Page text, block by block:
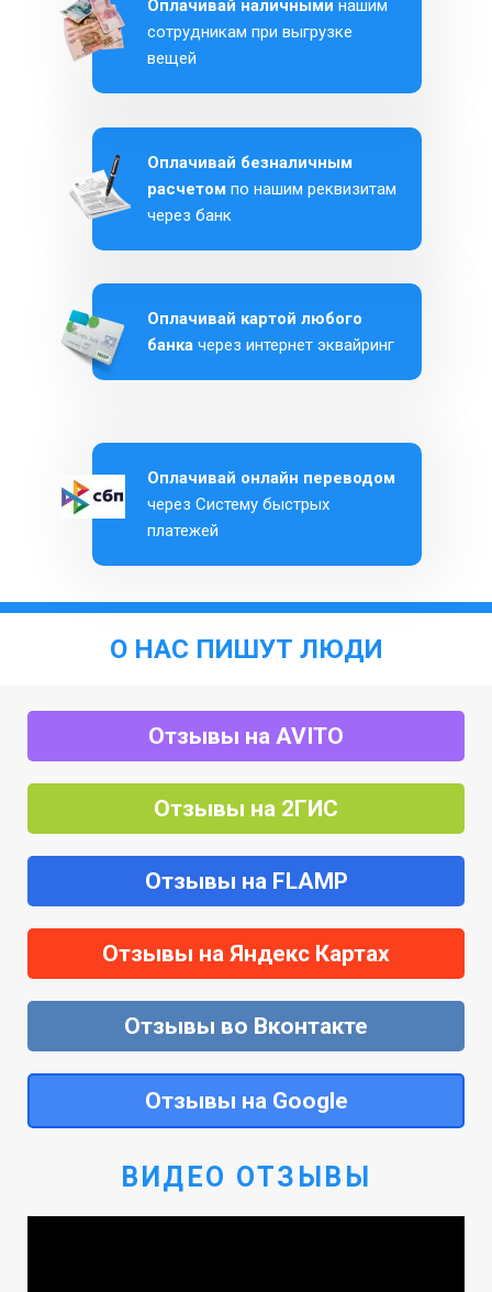
Оплачивай онлайн переводом
через Систему быстрых
платежей
Оплачивай картой любого
банка через интернет эквайринг
Оплачивай безналичным
расчетом по нашим реквизитам
через банк
Оплачивай наличными нашим
сотрудникам при выгрузке
вещей
О НАС ПИШУТ ЛЮДИ
Отзывы на AVITO
Отзывы на 2ГИС
Отзывы на FLAMP
Отзывы на Яндекс Картах
Отзывы во Вконтакте
Отзывы на Google
ВИДЕО ОТЗЫВЫ